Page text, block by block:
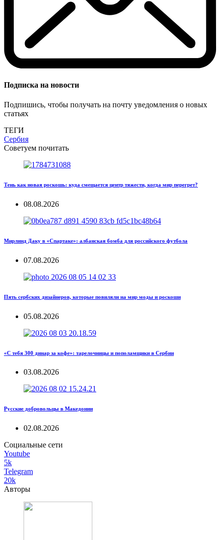
Подписка на новости
Подпишись, чтобы получать на почту уведомления о новых
статьях
ТЕГИ
Сербия
Советуем почитать
Тень как новая роскошь: куда смещается центр тяжести, когда мир перегрет?
08.08.2026
Мирлинд Даку в «Спартаке»: албанская бомба для российского футбола
07.08.2026
Пять сербских дизайнеров, которые повиляли на мир моды и роскоши
05.08.2026
«С тебя 300 динар за кофе»: тарелочницы и пополамщики в Сербии
03.08.2026
Русские добровольцы в Македонии
02.08.2026
Социальные сети
Youtube
5k
Telegram
20k
Авторы